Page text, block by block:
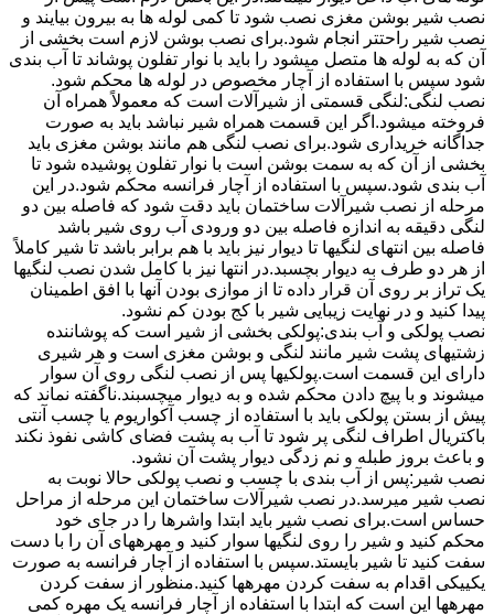
نصب شیر بوشن مغزی نصب شود تا کمی لوله ها به بیرون بیایند و
نصب شیر راحتتر انجام شود.برای نصب بوشن لازم است بخشی از
آن که به لوله ها متصل میشود را باید با نوار تفلون پوشاند تا آب بندی
شود سپس با استفاده از آچار مخصوص در لوله ها محکم شود.
نصب لنگی:لنگی قسمتی از شیرآلات است که معمولاً همراه آن
فروخته میشود.اگر این قسمت همراه شیر نباشد باید به صورت
جداگانه خریداری شود.برای نصب لنگی هم مانند بوشن مغزی باید
بخشی از آن که به سمت بوشن است با نوار تفلون پوشیده شود تا
آب بندی شود.سپس با استفاده از آچار فرانسه محکم شود.در این
مرحله از نصب شیرآلات ساختمان باید دقت شود که فاصله بین دو
لنگی دقیقه به اندازه فاصله بین دو ورودی آب روی شیر باشد
فاصله بین انتهای لنگیها تا دیوار نیز باید با هم برابر باشد تا شیر کاملاً
از هر دو طرف به دیوار بچسبد.در انتها نیز با کامل شدن نصب لنگیها
یک تراز بر روی آن قرار داده تا از موازی بودن آنها با افق اطمینان
پیدا کنید و در نهایت زیبایی شیر با کج بودن کم نشود.
نصب پولکی و آب بندی:پولکی بخشی از شیر است که پوشاننده
زشتیهای پشت شیر مانند لنگی و بوشن مغزی است و هر شیری
دارای این قسمت است.پولکیها پس از نصب لنگی روی آن سوار
میشوند و با پیچ دادن محکم شده و به دیوار میچسبند.ناگفته نماند که
پیش از بستن پولکی باید با استفاده از چسب آکواریوم یا چسب آنتی
باکتریال اطراف لنگی پر شود تا آب به پشت فضای کاشی نفوذ نکند
و باعث بروز طبله و نم زدگی دیوار پشت آن نشود.
نصب شیر:پس از آب بندی با چسب و نصب پولکی حالا نوبت به
نصب شیر میرسد.در نصب شیرآلات ساختمان این مرحله از مراحل
حساس است.برای نصب شیر باید ابتدا واشرها را در جای خود
محکم کنید و شیر را روی لنگیها سوار کنید و مهرههای آن را با دست
سفت کنید تا شیر بایستد.سپس با استفاده از آچار فرانسه به صورت
یکییکی اقدام به سفت کردن مهرهها کنید.منظور از سفت کردن
مهرهها این است که ابتدا با استفاده از آچار فرانسه یک مهره کمی